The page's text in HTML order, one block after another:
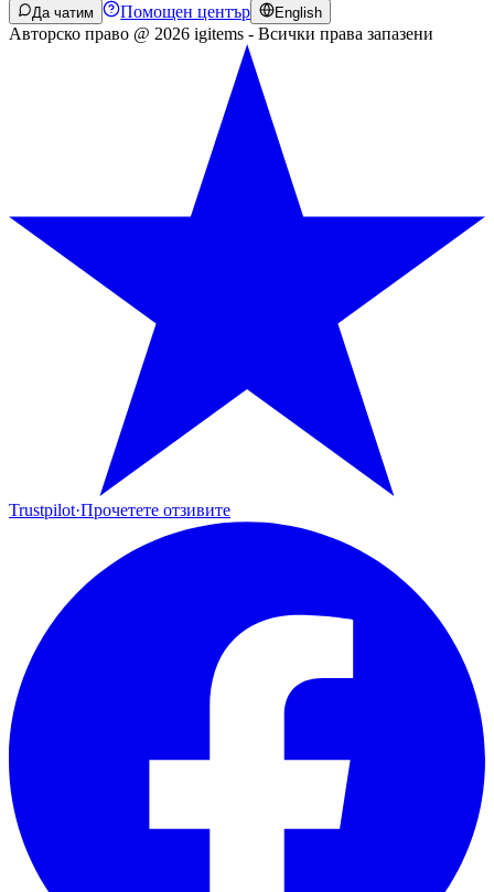
Да чатим Помощен център English
Авторско право @ 2026 igitems - Всички права запазени
Trustpilot·Прочетете отзивите